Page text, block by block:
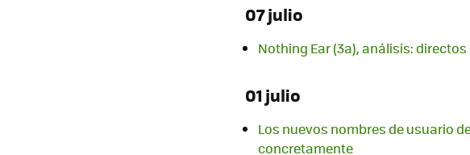
07 julio
Nothing Ear (3a), análisis:
01 julio
Los nuevos nombres de usuario
concretamente